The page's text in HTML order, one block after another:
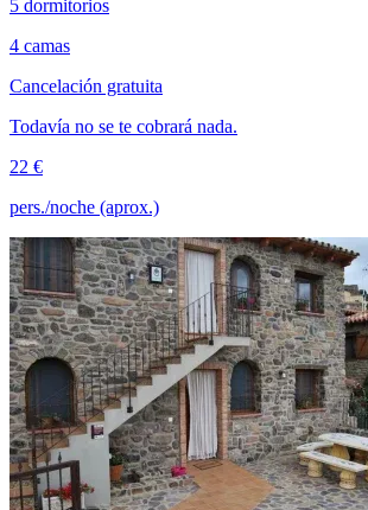
5 dormitorios
4 camas
Cancelación gratuita
Todavía no se te cobrará nada.
22 €
pers./noche (aprox.)